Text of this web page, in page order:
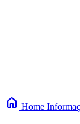
home Home